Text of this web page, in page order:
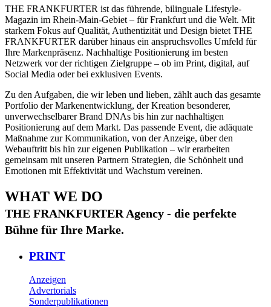
THE FRANKFURTER ist das führende, bilinguale Lifestyle-
Magazin im Rhein-Main-Gebiet – für Frankfurt und die Welt. Mit
starkem Fokus auf Qualität, Authentizität und Design bietet THE
FRANKFURTER darüber hinaus ein anspruchsvolles Umfeld für
Ihre Markenpräsenz. Nachhaltige Positionierung im besten
Netzwerk vor der richtigen Zielgruppe – ob im Print, digital, auf
Social Media oder bei exklusiven Events.
Zu den Aufgaben, die wir leben und lieben, zählt auch das gesamte
Portfolio der Markenentwicklung, der Kreation besonderer,
unverwechselbarer Brand DNAs bis hin zur nachhaltigen
Positionierung auf dem Markt. Das passende Event, die adäquate
Maßnahme zur Kommunikation, von der Anzeige, über den
Webauftritt bis hin zur eigenen Publikation – wir erarbeiten
gemeinsam mit unseren Partnern Strategien, die Schönheit und
Emotionen mit Effektivität und Wachstum vereinen.
WHAT WE DO
THE FRANKFURTER Agency - die perfekte
Bühne für Ihre Marke.
PRINT
Anzeigen
Advertorials
Sonderpublikationen